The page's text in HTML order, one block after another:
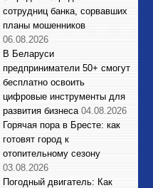
сотрудниц банка, сорвавших
планы мошенников
06.08.2026
В Беларуси
предприниматели 50+ смогут
бесплатно освоить
цифровые инструменты для
развития бизнеса 04.08.2026
Горячая пора в Бресте: как
готовят город к
отопительному сезону
03.08.2026
Погодный двигатель: Как